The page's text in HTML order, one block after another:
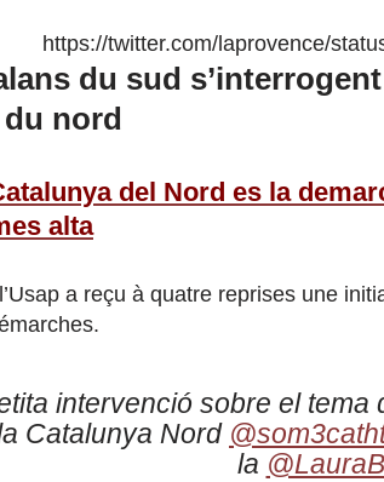
https://twitter.com/laprovence/
du sud
nord
del Nord es la
alta
a reçu à quatre reprises une
intervenció sobre el
Catalunya Nord @som3cat
la